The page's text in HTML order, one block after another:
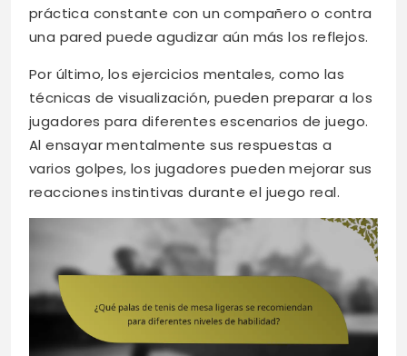
práctica constante con un compañero o contra
una pared puede agudizar aún más los reflejos.
Por último, los ejercicios mentales, como las
técnicas de visualización, pueden preparar a los
jugadores para diferentes escenarios de juego.
Al ensayar mentalmente sus respuestas a
varios golpes, los jugadores pueden mejorar sus
reacciones instintivas durante el juego real.